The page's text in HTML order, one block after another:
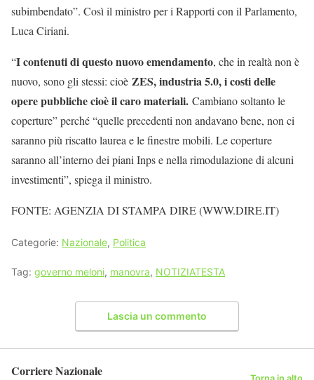
subimbendato”. Così il ministro per i Rapporti con il Parlamento,
Luca Ciriani.
“I contenuti di questo nuovo emendamento, che in realtà non è
nuovo, sono gli stessi: cioè ZES, industria 5.0, i costi delle
opere pubbliche cioè il caro materiali. Cambiano soltanto le
coperture” perché “quelle precedenti non andavano bene, non ci
saranno più riscatto laurea e le finestre mobili. Le coperture
saranno all’interno dei piani Inps e nella rimodulazione di alcuni
investimenti”, spiega il ministro.
FONTE: AGENZIA DI STAMPA DIRE (WWW.DIRE.IT)
Categorie: Nazionale, Politica
Tag: governo meloni, manovra, NOTIZIATESTA
Lascia un commento
Corriere Nazionale Torna in alto